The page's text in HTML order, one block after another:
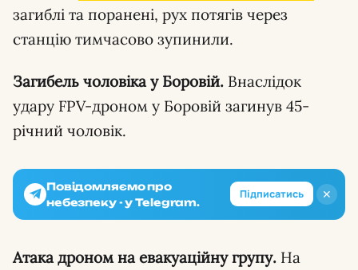
загиблі та поранені, рух потягів через
станцію тимчасово зупинили.
Загибель чоловіка у Боровій. Внаслідок
удару FPV-дроном у Боровій загинув 45-
річний чоловік.
✕
Повідомляємо про
небезпеку - у Telegram.
Підписатись
Атака дроном на евакуаційну групу. На